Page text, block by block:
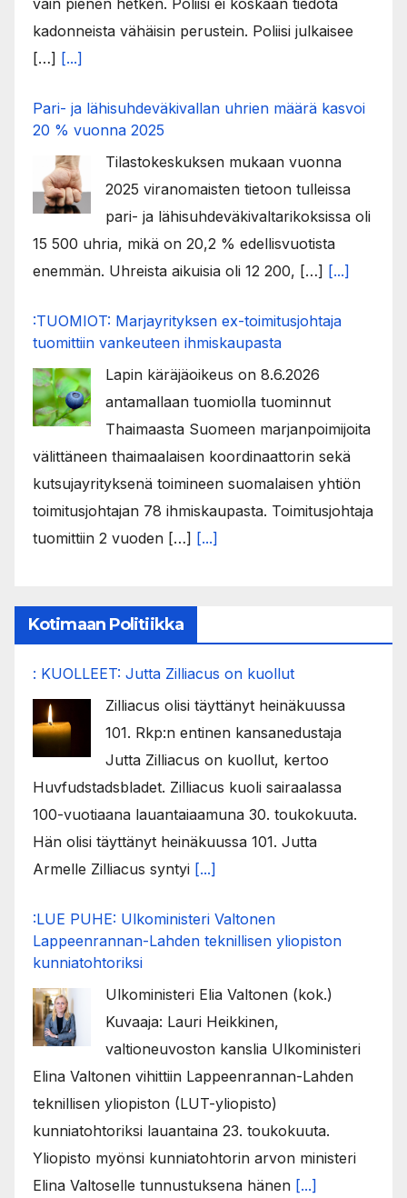
kadonneista vähäisin perustein. Poliisi julkaisee
[…] [...]
Pari- ja lähisuhdeväkivallan uhrien määrä kasvoi
20 % vuonna 2025
Tilastokeskuksen mukaan vuonna
2025 viranomaisten tietoon tulleissa
pari- ja lähisuhdeväkivaltarikoksissa oli
15 500 uhria, mikä on 20,2 % edellisvuotista
enemmän. Uhreista aikuisia oli 12 200, […] [...]
:TUOMIOT: Marjayrityksen ex-toimitusjohtaja
tuomittiin vankeuteen ihmiskaupasta
Lapin käräjäoikeus on 8.6.2026
antamallaan tuomiolla tuominnut
Thaimaasta Suomeen marjanpoimijoita
välittäneen thaimaalaisen koordinaattorin sekä
kutsujayrityksenä toimineen suomalaisen yhtiön
toimitusjohtajan 78 ihmiskaupasta. Toimitusjohtaja
tuomittiin 2 vuoden […] [...]
Kotimaan Politiikka
: KUOLLEET: Jutta Zilliacus on kuollut
Zilliacus olisi täyttänyt heinäkuussa
101. Rkp:n entinen kansanedustaja
Jutta Zilliacus on kuollut, kertoo
Huvfudstadsbladet. Zilliacus kuoli sairaalassa
100-vuotiaana lauantaiaamuna 30. toukokuuta.
Hän olisi täyttänyt heinäkuussa 101. Jutta
Armelle Zilliacus syntyi [...]
:LUE PUHE: Ulkoministeri Valtonen
Lappeenrannan-Lahden teknillisen yliopiston
kunniatohtoriksi
Ulkoministeri Elia Valtonen (kok.)
Kuvaaja: Lauri Heikkinen,
valtioneuvoston kanslia Ulkoministeri
Elina Valtonen vihittiin Lappeenrannan-Lahden
teknillisen yliopiston (LUT-yliopisto)
kunniatohtoriksi lauantaina 23. toukokuuta.
Yliopisto myönsi kunniatohtorin arvon ministeri
Elina Valtoselle tunnustuksena hänen [...]